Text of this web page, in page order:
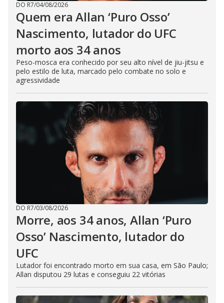
DO R7/04/08/2026
Quem era Allan ‘Puro Osso’
Nascimento, lutador do UFC
morto aos 34 anos
Peso-mosca era conhecido por seu alto nível de jiu-jitsu e
pelo estilo de luta, marcado pelo combate no solo e
agressividade
DO R7/03/08/2026
Morre, aos 34 anos, Allan ‘Puro
Osso’ Nascimento, lutador do
UFC
Lutador foi encontrado morto em sua casa, em São Paulo;
Allan disputou 29 lutas e conseguiu 22 vitórias